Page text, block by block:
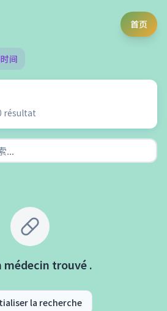
首页
间
résultat
médecin trouvé .
la recherche